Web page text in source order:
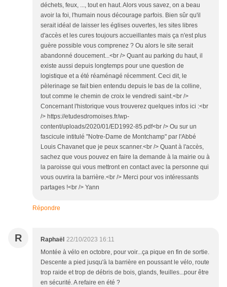
déchets, feux, ..., tout en haut. Alors vous savez, on a beau
avoir la foi, l'humain nous décourage parfois. Bien sûr qu'il
serait idéal de laisser les églises ouvertes, les sites libres
d'accès et les cures toujours accueillantes mais ça n'est plus
guère possible vous comprenez ? Ou alors le site serait
abandonné doucement...<br /> Quant au parking du haut, il
existe aussi depuis longtemps pour une question de
logistique et a été réaménagé récemment. Ceci dit, le
pèlerinage se fait bien entendu depuis le bas de la colline,
tout comme le chemin de croix le vendredi saint.<br />
Concernant l'historique vous trouverez quelques infos ici :<br
/> https://etudesdromoises.fr/wp-
content/uploads/2020/01/ED1992-85.pdf<br /> Ou sur un
fascicule intitulé "Notre-Dame de Montchamp" par l'Abbé
Louis Chavanet que je peux scanner.<br /> Quant à l'accès,
sachez que vous pouvez en faire la demande à la mairie ou à
la paroisse qui vous mettront en contact avec la personne qui
vous ouvrira la barrière.<br /> Merci pour vos intéressants
partages !<br /> Yann
Répondre
R Raphaël 22/10/2023 16:11
Montée à vélo en octobre, pour voir...ça pique en fin de sortie.
Descente a pied jusqu'à la barrière en poussant le vélo, route
trop raide et trop de débris de bois, glands, feuilles...pour être
en sécurité. A refaire en été ?